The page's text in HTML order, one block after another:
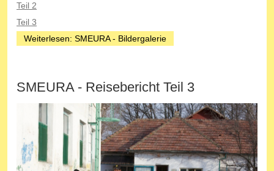
Teil 2
Teil 3
Weiterlesen: SMEURA - Bildergalerie
SMEURA - Reisebericht Teil 3